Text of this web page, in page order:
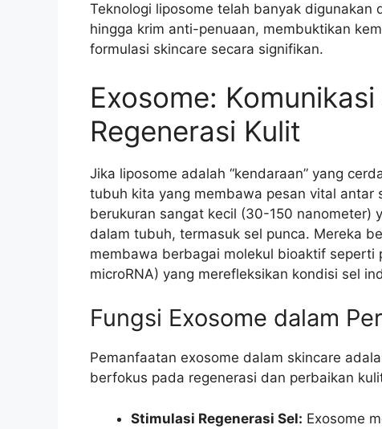
Teknologi liposome telah banyak
hingga krim anti-penuaan, membuktikan
formulasi skincare secara signifikan.
Exosome:
Regenerasi Kulit
Jika liposome adalah “kendaraan” yang
tubuh kita yang membawa pesan vital antar
berukuran sangat kecil (30-150 nanometer)
dalam tubuh, termasuk sel punca. Mereka
membawa berbagai molekul bioaktif
microRNA) yang merefleksikan kondisi sel
Fungsi Exosome dalam
Pemanfaatan exosome dalam skincare
berfokus pada regenerasi dan perbaikan
Stimulasi Regenerasi Sel: Exosome